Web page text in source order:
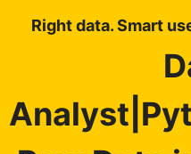
Right data. Smart